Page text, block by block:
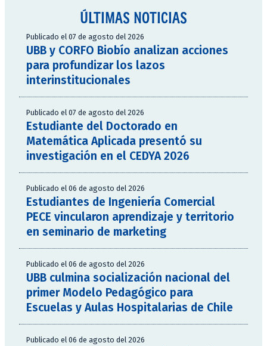
ÚLTIMAS NOTICIAS
Publicado el 07 de agosto del 2026
UBB y CORFO Biobío analizan acciones
para profundizar los lazos
interinstitucionales
Publicado el 07 de agosto del 2026
Estudiante del Doctorado en
Matemática Aplicada presentó su
investigación en el CEDYA 2026
Publicado el 06 de agosto del 2026
Estudiantes de Ingeniería Comercial
PECE vincularon aprendizaje y territorio
en seminario de marketing
Publicado el 06 de agosto del 2026
UBB culmina socialización nacional del
primer Modelo Pedagógico para
Escuelas y Aulas Hospitalarias de Chile
Publicado el 06 de agosto del 2026